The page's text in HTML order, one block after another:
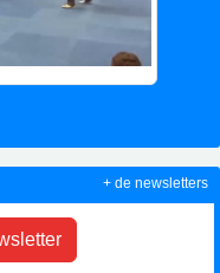
+ de newsletters